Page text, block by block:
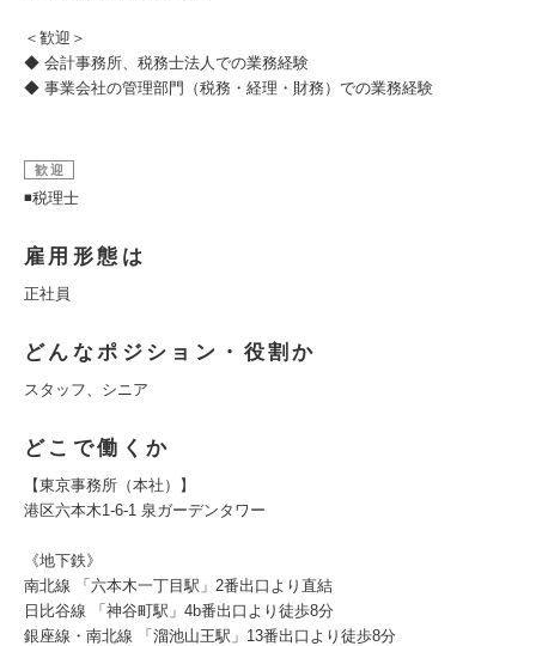
＜歓迎＞
◆ 会計事務所、税務士法人での業務経験
◆ 事業会社の管理部門（税務・経理・財務）での業務経験
歓迎
◾税理士
雇用形態は
正社員
どんなポジション・役割か
スタッフ、シニア
どこで働くか
【東京事務所（本社）】
港区六本木1-6-1 泉ガーデンタワー
《地下鉄》
南北線 「六本木一丁目駅」2番出口より直結
日比谷線 「神谷町駅」4b番出口より徒歩8分
銀座線・南北線 「溜池山王駅」13番出口より徒歩8分